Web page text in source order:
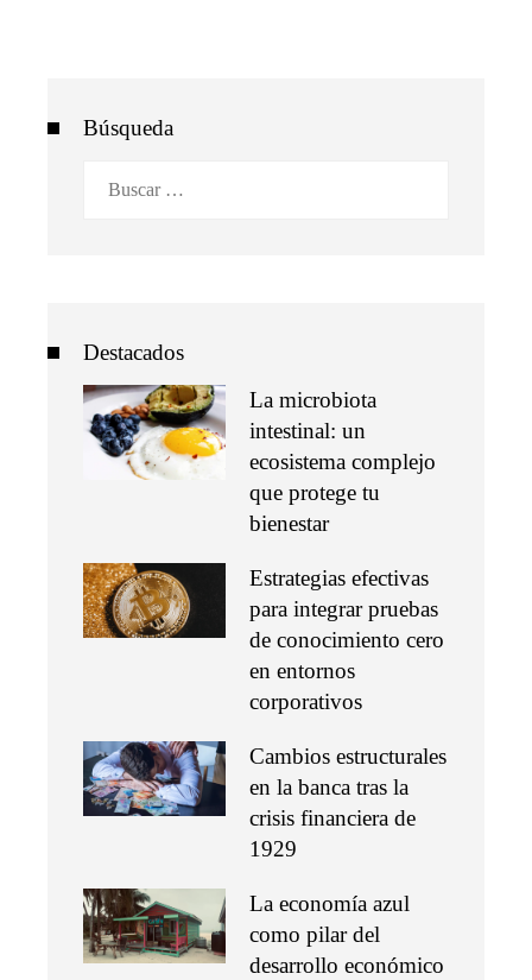
Búsqueda
Destacados
La microbiota
intestinal: un
ecosistema complejo
que protege tu
bienestar
Estrategias efectivas
para integrar pruebas
de conocimiento cero
en entornos
corporativos
Cambios estructurales
en la banca tras la
crisis financiera de
1929
La economía azul
como pilar del
desarrollo económico